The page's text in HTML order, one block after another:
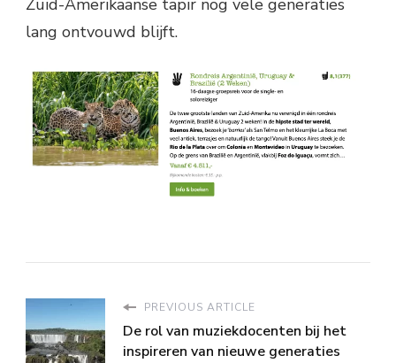
Zuid-Amerikaanse tapir nog vele generaties
lang ontvouwd blijft.
PREVIOUS ARTICLE
De rol van muziekdocenten bij het
inspireren van nieuwe generaties